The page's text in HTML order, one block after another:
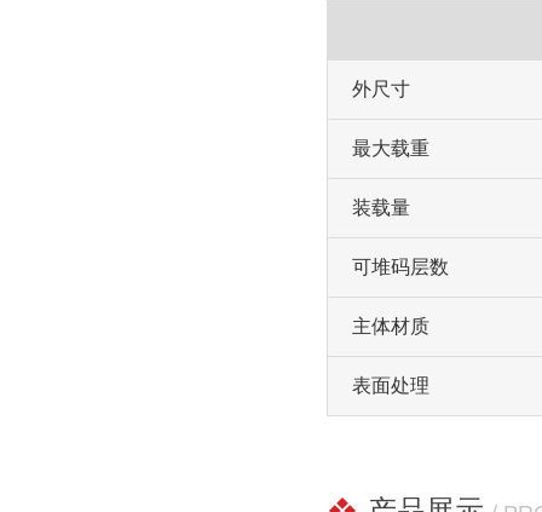
外尺寸
最大载重
装载量
可堆码层数
主体材质
表面处理